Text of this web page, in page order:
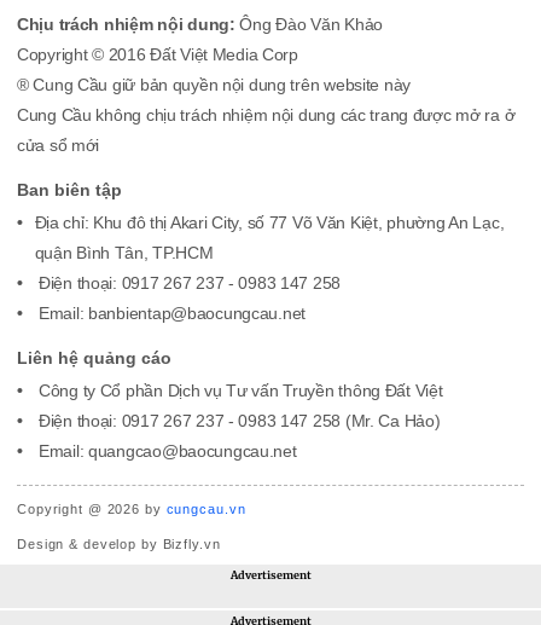
Chịu trách nhiệm nội dung:Ông Đào Văn Khảo
Copyright © 2016 Đất Việt Media Corp
® Cung Cầu giữ bản quyền nội dung trên website này
Cung Cầu không chịu trách nhiệm nội dung các trang được mở ra ở
cửa sổ mới
Ban biên tập
Địa chỉ: Khu đô thị Akari City, số 77 Võ Văn Kiệt, phường An Lạc,
quận Bình Tân, TP.HCM
Điện thoại: 0917 267 237 - 0983 147 258
Email: banbientap@baocungcau.net
Liên hệ quảng cáo
Công ty Cổ phần Dịch vụ Tư vấn Truyền thông Đất Việt
Điện thoại: 0917 267 237 - 0983 147 258 (Mr. Ca Hảo)
Email: quangcao@baocungcau.net
Copyright @ 2026 by cungcau.vn
Design & develop by Bizfly.vn
Advertisement
Advertisement